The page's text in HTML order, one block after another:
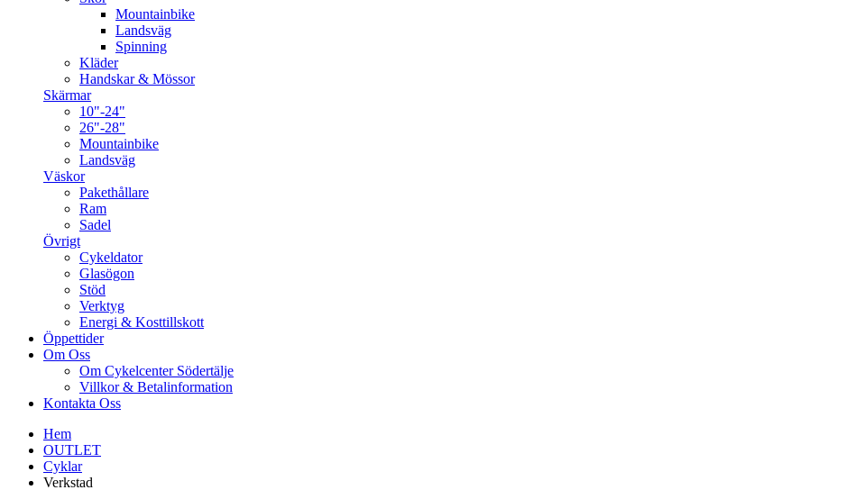
Mountainbike
Landsväg
Spinning
Kläder
Handskar & Mössor
Skärmar
10"-24"
26"-28"
Mountainbike
Landsväg
Väskor
Pakethållare
Ram
Sadel
Övrigt
Cykeldator
Glasögon
Stöd
Verktyg
Energi & Kosttillskott
Öppettider
Om Oss
Om Cykelcenter Södertälje
Villkor & Betalinformation
Kontakta Oss
Hem
OUTLET
Cyklar
Verkstad